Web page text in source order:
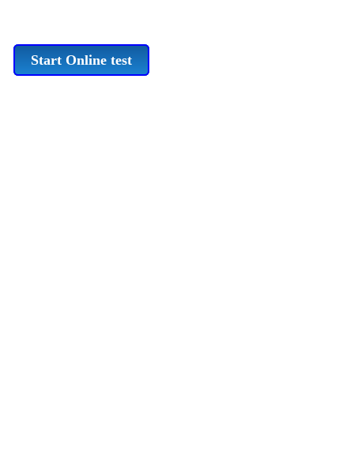
Start Online test